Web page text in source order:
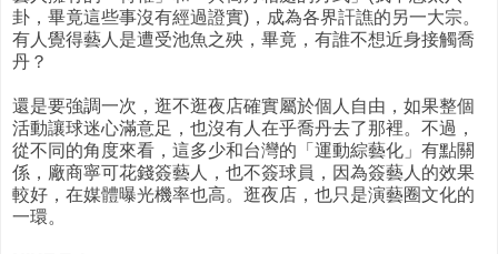
卦，畢竟這些事沒有經過證實)，成為各界訐譙的另一大宗。
有人覺得藝人是遭受池魚之殃，畢竟，有誰不想近身接觸喬
丹？
還是要強調一次，逛不逛夜店確實屬於個人自由，如果整個
活動讓球迷心滿意足，也沒有人在乎喬丹去了那裡。不過，
從不同的角度來看，這多少和台灣的「運動綜藝化」有點關
係，廠商寧可花錢簽藝人，也不簽球員，因為簽藝人的效果
較好，在媒體曝光機率也高。逛夜店，也只是演藝圈文化的
一環。